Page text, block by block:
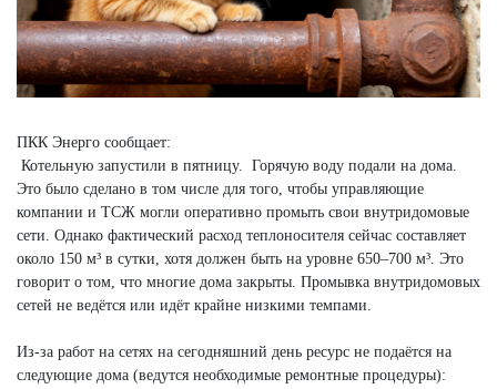
ПКК Энерго сообщает:
Котельную запустили в пятницу. Горячую воду подали на дома.
Это было сделано в том числе для того, чтобы управляющие
компании и ТСЖ могли оперативно промыть свои внутридомовые
сети. Однако фактический расход теплоносителя сейчас составляет
около 150 м³ в сутки, хотя должен быть на уровне 650–700 м³. Это
говорит о том, что многие дома закрыты. Промывка внутридомовых
сетей не ведётся или идёт крайне низкими темпами.
Из-за работ на сетях на сегодняшний день ресурс не подаётся на
следующие дома (ведутся необходимые ремонтные процедуры):